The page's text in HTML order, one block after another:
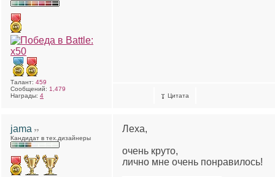
Талант: 459
Сообщений: 1,479
Награды: 4 Цитата
jama
Кандидат в тех.дизайнеры
Леха,
очень круто,
лично мне очень понравилось!